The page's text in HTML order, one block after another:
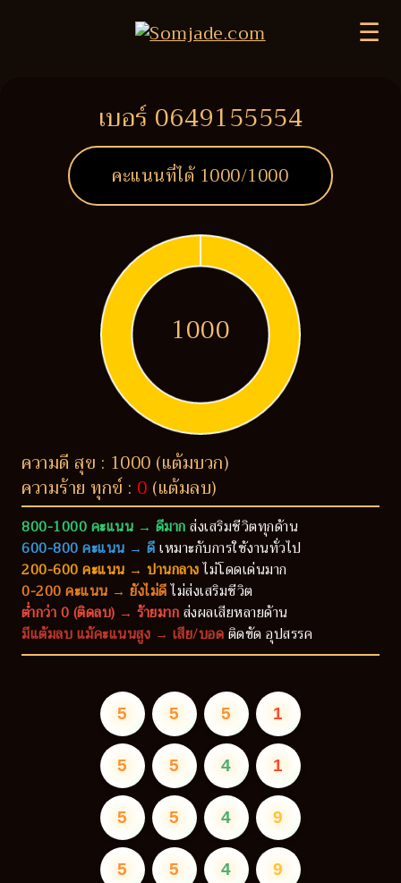
☰
เบอร์ 0649155554
คะแนนที่ได้ 1000/1000
1000
ความดี สุข : 1000 (แต้มบวก)
ความร้าย ทุกข์ : 0 (แต้มลบ)
800-1000 คะแนน → ดีมากส่งเสริมชีวิตทุกด้าน
600-800 คะแนน → ดีเหมาะกับการใช้งานทั่วไป
200-600 คะแนน → ปานกลางไม่โดดเด่นมาก
0-200 คะแนน → ยังไม่ดีไม่ส่งเสริมชีวิต
ต่ำกว่า 0 (ติดลบ) → ร้ายมากส่งผลเสียหลายด้าน
มีแต้มลบ แม้คะแนนสูง → เสีย/บอดติดขัด อุปสรรค
5 5 5 1
5 5 4 1
5 5 4 9
5 5 4 9